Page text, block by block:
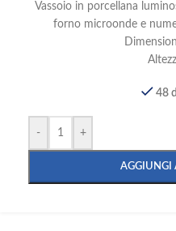
Vassoio in porcellana
forno microonde e
48
- +
AGGIUNGI